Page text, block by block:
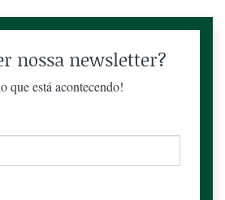
nossa newsletter?
que está acontecendo!